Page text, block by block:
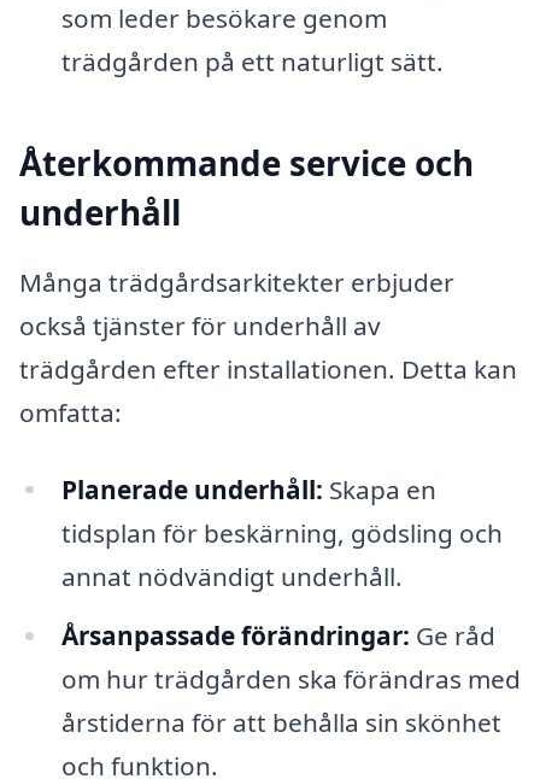
som leder besökare genom
trädgården på ett naturligt sätt.
Återkommande service och
underhåll
Många trädgårdsarkitekter erbjuder
också tjänster för underhåll av
trädgården efter installationen. Detta kan
omfatta:
Planerade underhåll: Skapa en
tidsplan för beskärning, gödsling och
annat nödvändigt underhåll.
Årsanpassade förändringar: Ge råd
om hur trädgården ska förändras med
årstiderna för att behålla sin skönhet
och funktion.